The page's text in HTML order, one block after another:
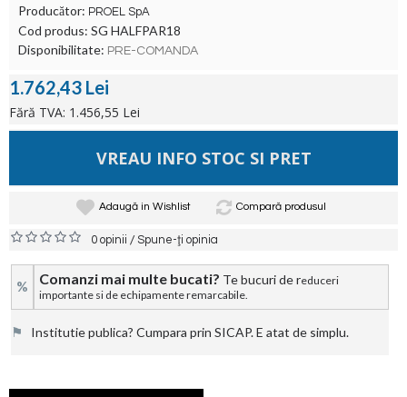
Producător: PROEL SpA
Cod produs: SG HALFPAR18
Disponibilitate: PRE-COMANDA
1.762,43 Lei
Fără TVA: 1.456,55 Lei
VREAU INFO STOC SI PRET
Adaugă in Wishlist Compară produsul
0 opinii /Spune-ţi opinia
% Comanzi mai multe bucati? Te bucuri de reduceri
importante si de echipamente remarcabile.
⚑ Institutie publica? Cumpara prin SICAP. E atat de simplu.